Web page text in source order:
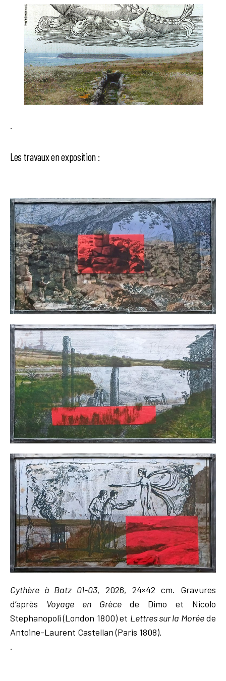
.
Les travaux en exposition :
Cythère à Batz 01-03, 2026, 24×42 cm. Gravures
d’après Voyage en Grècede Dimo et Nicolo
Stephanopoli (London 1800) et Lettres sur la Moréede
Antoine-Laurent Castellan (Paris 1808).
.